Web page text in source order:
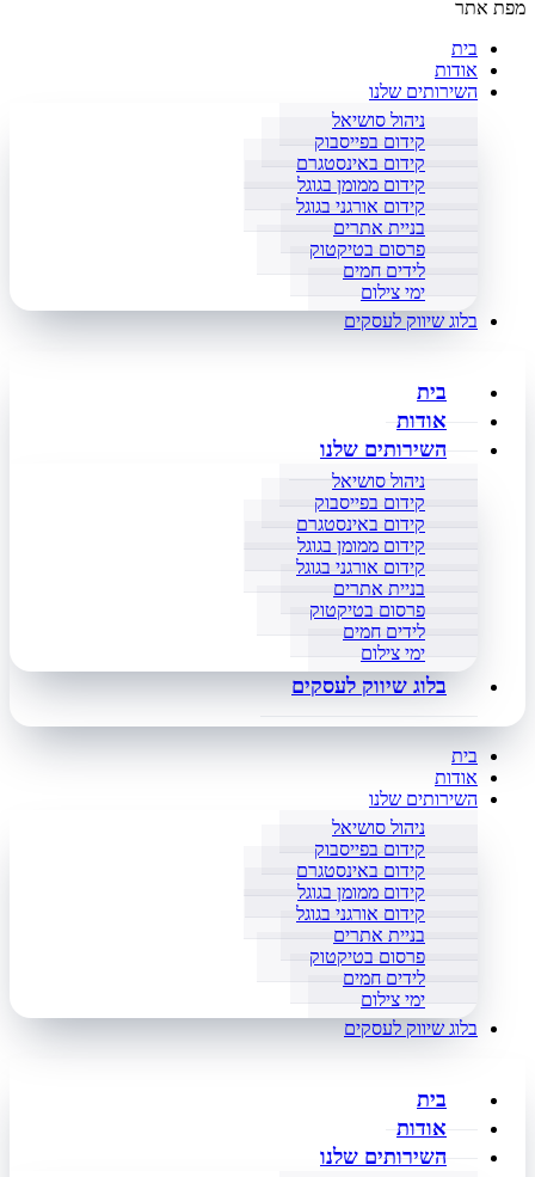
מפת אתר
בית
אודות
השירותים שלנו
ניהול סושיאל
קידום בפייסבוק
קידום באינסטגרם
קידום ממומן בגוגל
קידום אורגני בגוגל
בניית אתרים
פרסום בטיקטוק
לידים חמים
ימי צילום
בלוג שיווק לעסקים
בית
אודות
השירותים שלנו
ניהול סושיאל
קידום בפייסבוק
קידום באינסטגרם
קידום ממומן בגוגל
קידום אורגני בגוגל
בניית אתרים
פרסום בטיקטוק
לידים חמים
ימי צילום
בלוג שיווק לעסקים
בית
אודות
השירותים שלנו
ניהול סושיאל
קידום בפייסבוק
קידום באינסטגרם
קידום ממומן בגוגל
קידום אורגני בגוגל
בניית אתרים
פרסום בטיקטוק
לידים חמים
ימי צילום
בלוג שיווק לעסקים
בית
אודות
השירותים שלנו